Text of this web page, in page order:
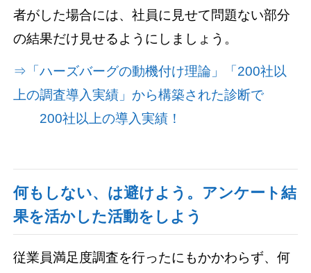
者がした場合には、社員に見せて問題ない部分
の結果だけ見せるようにしましょう。
⇒「ハーズバーグの動機付け理論」「200社以
上の調査導入実績」から構築された診断で
200社以上の導入実績！
何もしない、は避けよう。アンケート結
果を活かした活動をしよう
従業員満足度調査を行ったにもかかわらず、何